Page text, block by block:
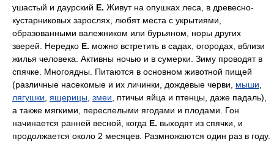
ушастый и даурский Е. Живут на опушках леса, в древесно-
кустарниковых зарослях, любят места с укрытиями,
образованными валежником или бурьяном, норы других
зверей. Нередко Е. можно встретить в садах, огородах, вблизи
жилья человека. Активны ночью и в сумерки. Зиму проводят в
спячке. Многоядны. Питаются в основном животной пищей
(различные насекомые и их личинки, дождевые черви, мыши
лягушки ящерицы змеи , птичьи яйца и птенцы, даже падаль),
а также мягкими, переспелыми ягодами и плодами. Гон
начинается ранней весной, когда Е. выходят из спячки, и
продолжается около 2 месяцев. Размножаются один раз в году.